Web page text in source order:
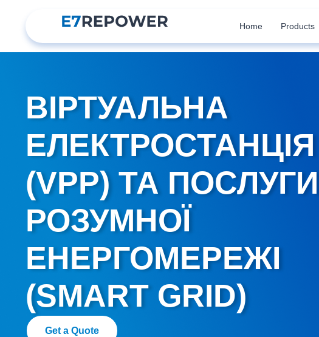
Home Products
ВІРТУАЛЬНА
ЕЛЕКТРОСТАНЦІЯ
(VPP) ТА ПОСЛУГИ
РОЗУМНОЇ
ЕНЕРГОМЕРЕЖІ
(SMART GRID)
Get a Quote